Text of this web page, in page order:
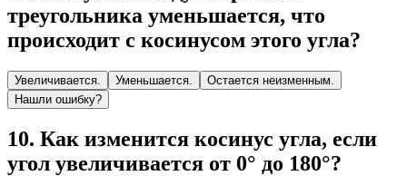
треугольника уменьшается, что
происходит с косинусом этого угла?
Увеличивается. Уменьшается.
Остается неизменным.
Нашли ошибку?
10. Как изменится косинус угла, если
угол увеличивается от 0° до 180°?